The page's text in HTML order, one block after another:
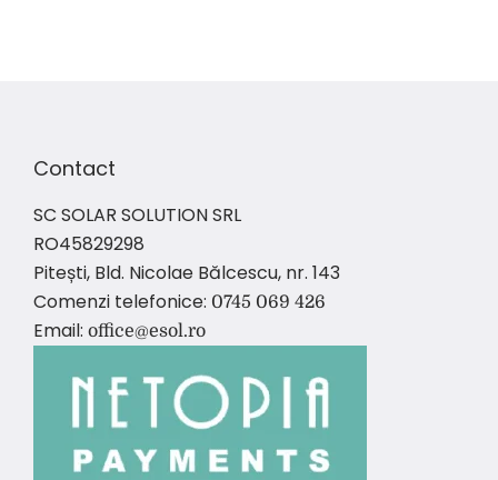
Contact
SC SOLAR SOLUTION SRL
RO45829298
Pitești, Bld. Nicolae Bălcescu, nr. 143
Comenzi telefonice: 0745 069 426
Email: office@esol.ro